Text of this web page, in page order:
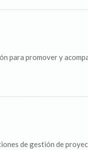
para promover y
de gestión de